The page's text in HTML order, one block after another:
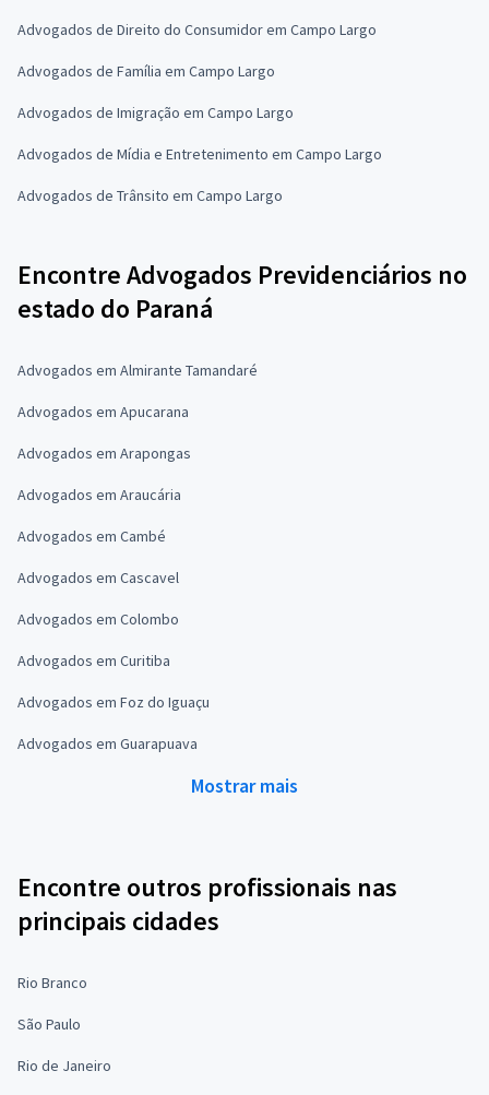
Advogados de Direito do Consumidor em Campo Largo
Advogados de Família em Campo Largo
Advogados de Imigração em Campo Largo
Advogados de Mídia e Entretenimento em Campo Largo
Advogados de Trânsito em Campo Largo
Encontre Advogados Previdenciários no
estado do Paraná
Advogados em Almirante Tamandaré
Advogados em Apucarana
Advogados em Arapongas
Advogados em Araucária
Advogados em Cambé
Advogados em Cascavel
Advogados em Colombo
Advogados em Curitiba
Advogados em Foz do Iguaçu
Advogados em Guarapuava
Mostrar mais
Encontre outros profissionais nas
principais cidades
Rio Branco
São Paulo
Rio de Janeiro